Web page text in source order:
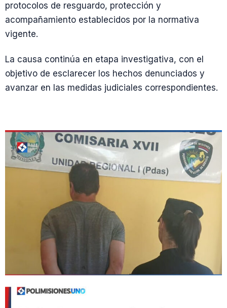
protocolos de resguardo, protección y
acompañamiento establecidos por la normativa
vigente.
La causa continúa en etapa investigativa, con el
objetivo de esclarecer los hechos denunciados y
avanzar en las medidas judiciales correspondientes.